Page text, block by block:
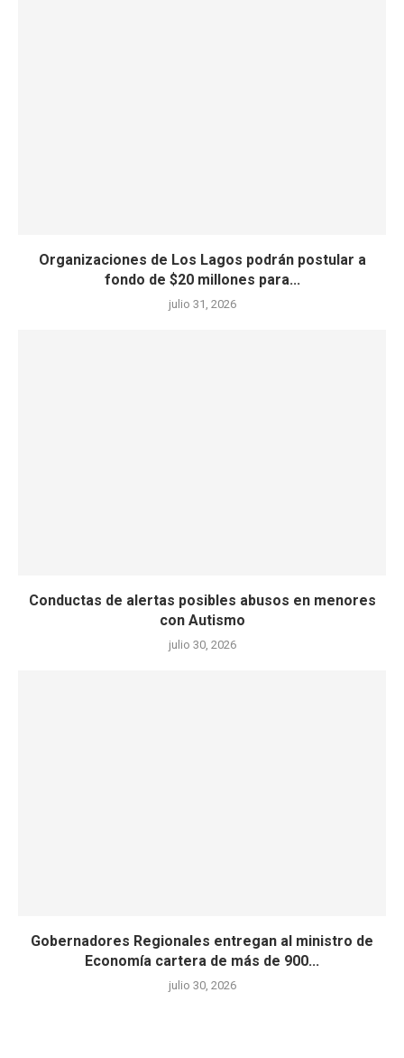
Organizaciones de Los Lagos podrán postular a
fondo de $20 millones para...
julio 31, 2026
Conductas de alertas posibles abusos en menores
con Autismo
julio 30, 2026
Gobernadores Regionales entregan al ministro de
Economía cartera de más de 900...
julio 30, 2026